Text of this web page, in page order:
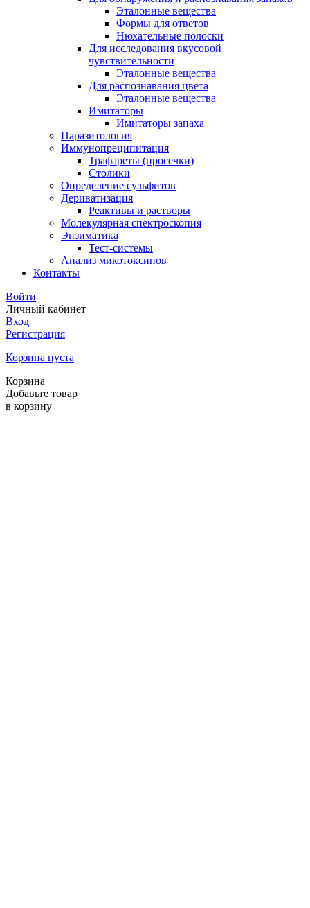
Эталонные вещества
Формы для ответов
Нюхательные полоски
Для исследования вкусовой
чувствительности
Эталонные вещества
Для распознавания цвета
Эталонные вещества
Имитаторы
Имитаторы запаха
Паразитология
Иммунопреципитация
Трафареты (просечки)
Столики
Определение сульфитов
Дериватизация
Реактивы и растворы
Молекулярная спектроскопия
Энзиматика
Тест-системы
Анализ микотоксинов
Контакты
Войти
Личный кабинет
Вход
Регистрация
Корзина пуста
Корзина
Добавьте товар
в корзину